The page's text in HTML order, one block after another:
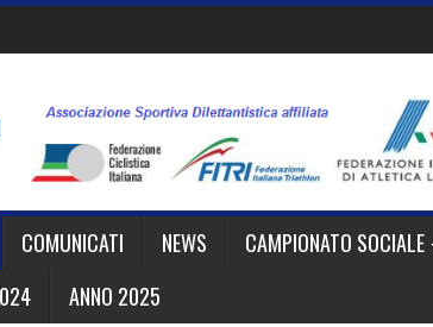
COMUNICATI NEWS CAMPIONATO SOCIALE
ANNO 2025